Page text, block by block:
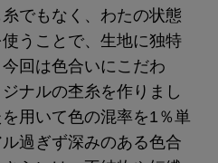
でもなく、わたの状態
うことで、生地に独特
回は色合いにこだわ
ナルの杢糸を作りまし
用いて色の混率を1％単
過ぎず深みのある色合